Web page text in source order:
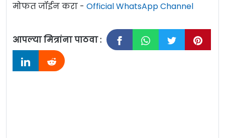
मोफत जॉईन करा - Official WhatsApp Channel
आपल्या मित्रांना पाठवा :